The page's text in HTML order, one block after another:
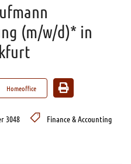
(m/w/d)* in
Homeoffice
3048
Finance & Accounting